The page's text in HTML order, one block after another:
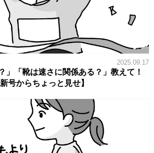
2025.09.17
」「靴は速さに関係ある？」教えて！
号からちょっと見せ】